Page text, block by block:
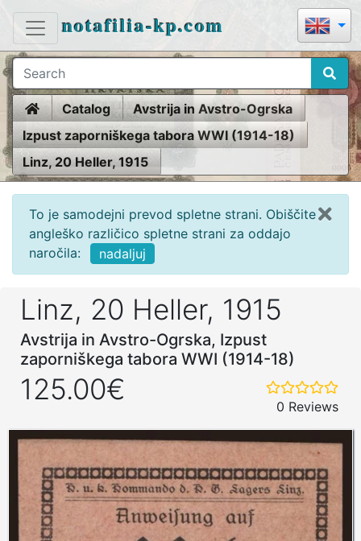
notafilia-kp.com
HomeCatalog
Avstrija in Avstro-Ogrska
Izpust zaporniškega tabora WWI (1914-18)
Linz, 20 Heller, 1915
To je samodejni prevod spletne strani. Obiščite
angleško različico spletne strani za oddajo
naročila:
nadaljuj
Linz, 20 Heller, 1915
Avstrija in Avstro-Ogrska, Izpust
zaporniškega tabora WWI (1914-18)
125.00€
0 Reviews